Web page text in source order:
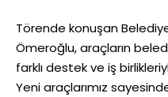
Törende konuşan
Ömeroğlu, araçların
farklı destek ve iş
Yeni araçlarımız